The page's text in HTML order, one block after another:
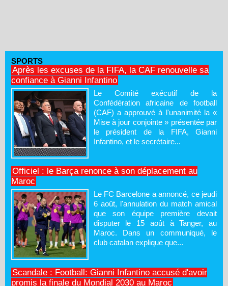
SPORTS
Après les excuses de la FIFA, la CAF renouvelle sa
confiance à Gianni Infantino
Le Comité exécutif de la
Confédération africaine de football
(CAF) a approuvé à l'unanimité la «
Mise à jour conjointe » présentée par
le président de la FIFA, Gianni
Infantino, et le secrétaire...
Officiel : le Barça renonce à son déplacement au
Maroc
Le FC Barcelone a annoncé, ce jeudi
6 août, l'annulation du match amical
que son équipe première devait
disputer le 15 août à Tanger, au
Maroc. Dans un communiqué, le
club catalan explique que...
Scandale : Football: Gianni Infantino accusé d'avoir
promis la finale du Mondial 2030 au Maroc